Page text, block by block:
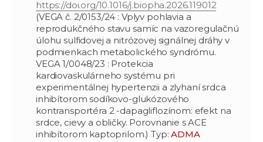
https://doi.org/10.1016/j.biopha.2026.119012
(VEGA č. 2/0153/24 : Vplyv pohlavia a
reprodukčného stavu samíc na vazoregulačnú
úlohu sulfidovej a nitrózovej signálnej dráhy v
podmienkach metabolického syndrómu.
VEGA 1/0048/23 : Protekcia
kardiovaskulárneho systému pri
experimentálnej hypertenzii a zlyhaní srdca
inhibítorom sodíkovo-glukózového
kontransportéra 2 -dapagliflozínom: efekt na
srdce, cievy a obličky. Porovnanie s ACE
inhibítorom kaptoprilom.) Typ:ADMA